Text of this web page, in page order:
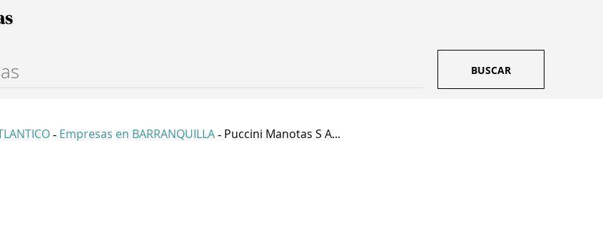
BUSCAR
- Empresas en BARRANQUILLA - Puccini Manotas S A...